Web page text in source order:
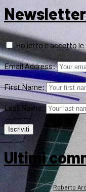
Newsletter
Ho letto e accetto
Email Address:
First Name:
Last Name:
Ultimi
Roberto